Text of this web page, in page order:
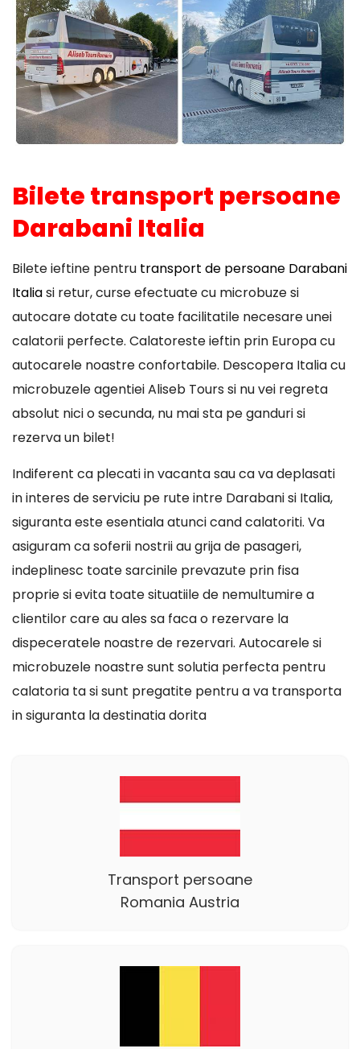
Bilete transport persoane
Darabani Italia
Bilete ieftine pentru transport de persoane Darabani
Italiasi retur, curse efectuate cu microbuze si
autocare dotate cu toate facilitatile necesare unei
calatorii perfecte. Calatoreste ieftin prin Europa cu
autocarele noastre confortabile. Descopera Italia cu
microbuzele agentiei Aliseb Tours si nu vei regreta
absolut nici o secunda, nu mai sta pe ganduri si
rezerva un bilet!
Indiferent ca plecati in vacanta sau ca va deplasati
in interes de serviciu pe rute intre Darabani si Italia,
siguranta este esentiala atunci cand calatoriti. Va
asiguram ca soferii nostrii au grija de pasageri,
indeplinesc toate sarcinile prevazute prin fisa
proprie si evita toate situatiile de nemultumire a
clientilor care au ales sa faca o rezervare la
dispeceratele noastre de rezervari. Autocarele si
microbuzele noastre sunt solutia perfecta pentru
calatoria ta si sunt pregatite pentru a va transporta
in siguranta la destinatia dorita
Transport persoane
Romania Austria